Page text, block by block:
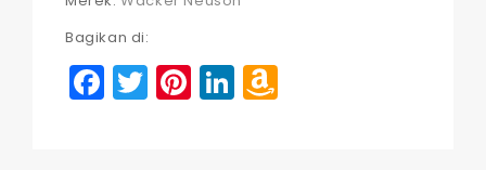
Bagikan di:
Facebook
Twitter
Pinterest
LinkedIn